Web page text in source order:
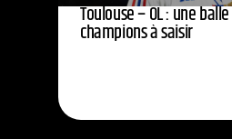
Toulouse – OL : une
champions à saisir